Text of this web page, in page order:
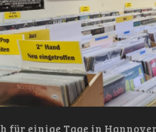
für einige Tage in